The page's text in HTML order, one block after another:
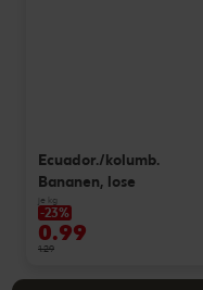
Ecuador./kolumb.
Bananen, lose
je kg
-23%
0.99
1.29